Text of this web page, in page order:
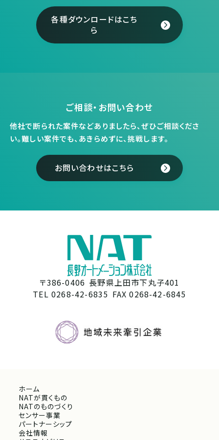
各種ダウンロードはこち
ら
ご相談・お問い合わせ
他社で断られた案件などありましたら、ぜひご相談くださ
い。難しい案件でも、あきらめずに、挑戦します。
お問い合わせはこちら
〒386-0406 長野県上田市下丸子401
TEL 0268-42-6835 FAX 0268-42-6845
ホーム
NATが貫くもの
NATのものづくり
センサー事業
パートナーシップ
会社情報